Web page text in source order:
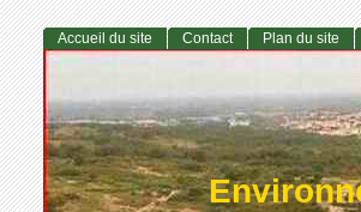
Accueil du site Contact Plan du site